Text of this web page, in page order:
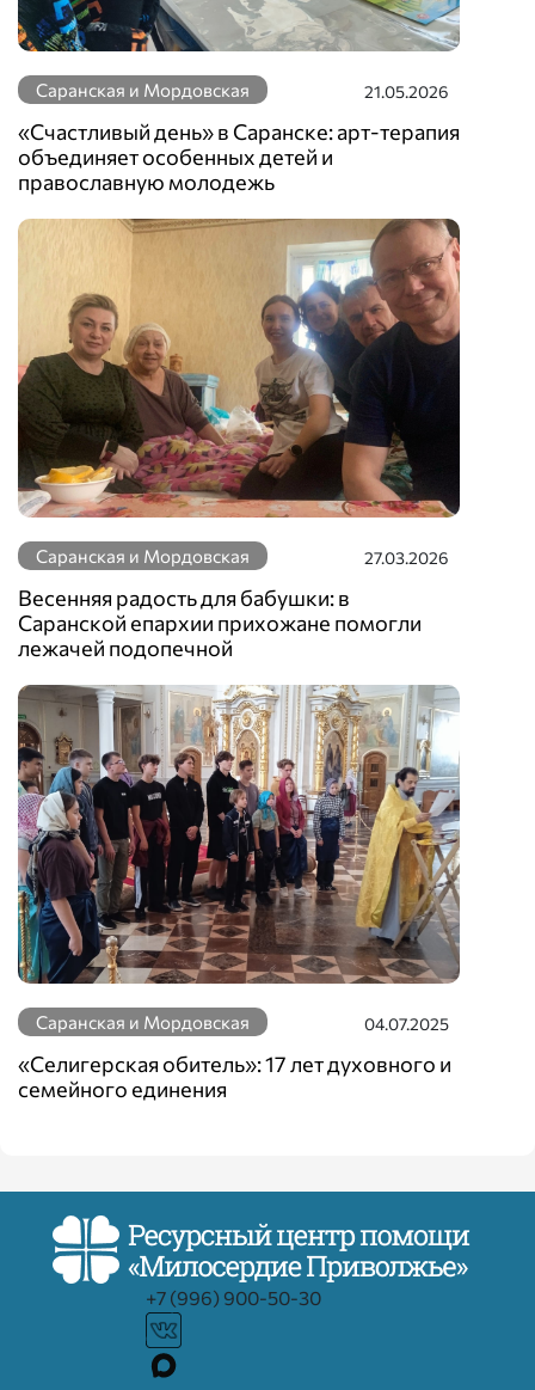
Саранская и Мордовская 21.05.2026
«Счастливый день» в Саранске: арт-терапия
объединяет особенных детей и
православную молодежь
Саранская и Мордовская 27.03.2026
Весенняя радость для бабушки: в
Саранской епархии прихожане помогли
лежачей подопечной
Саранская и Мордовская 04.07.2025
«Селигерская обитель»: 17 лет духовного и
семейного единения
+7 (996) 900-50-30